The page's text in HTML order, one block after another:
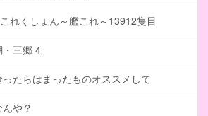
れくしょん～艦これ～13912隻目
・三郷 4
たらはまったものオススメして
や？